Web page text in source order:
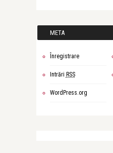
META
Înregistrare
Intrări RSS
WordPress.org